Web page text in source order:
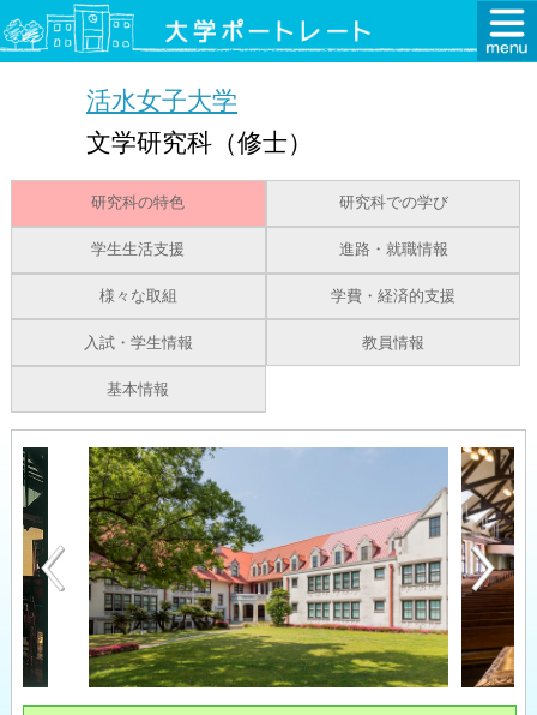
活水女子大学
文学研究科（修士）
研究科の特色 研究科での学び
学生生活支援 進路・就職情報
様々な取組 学費・経済的支援
入試・学生情報 教員情報
基本情報